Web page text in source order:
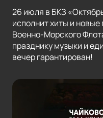
26 июля в БКЗ
исполнит хиты и
Военно-Морского
празднику музыки и
вечер гарантирован!